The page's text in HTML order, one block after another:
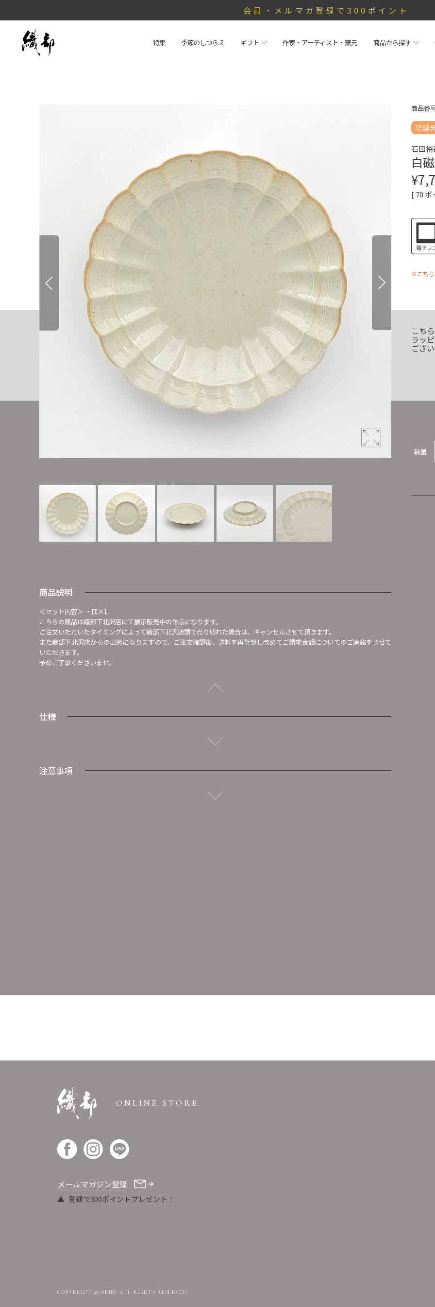
会員・メルマガ登録で300ポイント
特集 季節のしつらえ ギフト 作家・アーティスト・窯元 商品から探す
商品説明
＜セット内容＞ ・皿×1
こちらの商品は織部下北沢店にて展示販売中の作品になります。
ご注文いただいたタイミングによって織部下北沢店頭で売り切れた場合は、キャンセルさせて頂きます。
また織部下北沢店からの出荷になりますので、ご注文確認後、送料を再計算し改めてご請求金額についてのご連絡をさせて
いただきます。
予めご了承くださいませ。
仕様
注意事項
商品番
店舗
石田裕
白
¥
[ 70 ポ
※こちら
こち
ラッ
ござ
数量
ONLINE STORE
メールマガジン登録
登録で300ポイントプレゼント！
COPYRIGHT © ORIBE ALL RIGHTS RESERVED.